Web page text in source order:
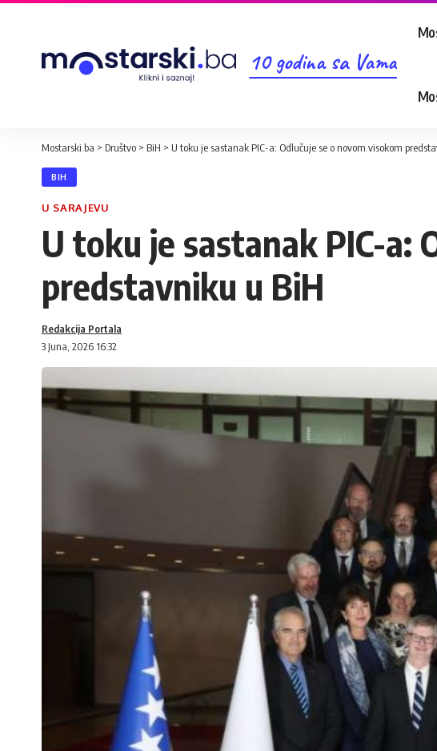
10 godina sa Vama
Mostarski.ba > Društvo > BiH > U toku je sastanak PIC-a: Odlučuje se o novom visokom
BIH
U SARAJEVU
U toku je sastanak PIC-a:
predstavniku u BiH
3 Juna, 2026 16:32
Redakcija Portala